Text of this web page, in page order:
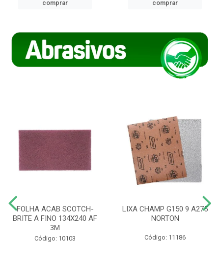
comprar
comprar
FOLHA ACAB SCOTCH-
BRITE A FINO 134X240 AF
3M
Código: 10103
LIXA CHAMP G150 9 A275
NORTON
Código: 11186